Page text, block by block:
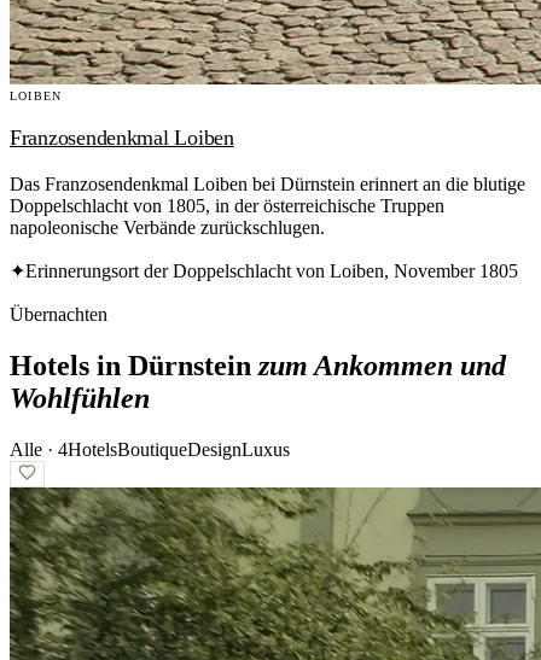
LOIBEN
Franzosendenkmal Loiben
Das Franzosendenkmal Loiben bei Dürnstein erinnert an die blutige
Doppelschlacht von 1805, in der österreichische Truppen
napoleonische Verbände zurückschlugen.
✦Erinnerungsort der Doppelschlacht von Loiben, November 1805
Übernachten
Hotels in Dürnstein zum Ankommen und
Wohlfühlen
Alle · 4HotelsBoutiqueDesignLuxus